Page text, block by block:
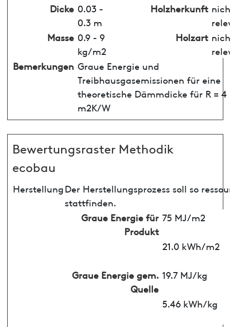
Dicke 0.03 -
0.3 m
Holzherkunft
Masse 0.9 - 9
kg/m2
Holzart
Bemerkungen Graue Energie und
Treibhausgasemissionen für eine
theoretische Dämmdicke für R = 4
m2K/W
Bewertungsraster Methodik
ecobau
HerstellungDer Herstellungsprozess soll so
stattfinden.
Graue Energie für
Produkt
75 MJ/m2
21.0 kWh/m2
Graue Energie gem.
Quelle
19.7 MJ/kg
5.46 kWh/kg